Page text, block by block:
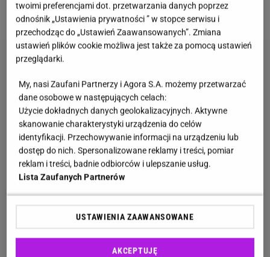
Przepis:
twoimi preferencjami dot. przetwarzania danych poprzez
odnośnik „Ustawienia prywatności ” w stopce serwisu i
przechodząc do „Ustawień Zaawansowanych”. Zmiana
ustawień plików cookie możliwa jest także za pomocą ustawień
przeglądarki.
My, nasi Zaufani Partnerzy i Agora S.A. możemy przetwarzać
dane osobowe w następujących celach:
Użycie dokładnych danych geolokalizacyjnych. Aktywne
skanowanie charakterystyki urządzenia do celów
identyfikacji. Przechowywanie informacji na urządzeniu lub
dostęp do nich. Spersonalizowane reklamy i treści, pomiar
reklam i treści, badnie odbiorców i ulepszanie usług.
Lista Zaufanych Partnerów
USTAWIENIA ZAAWANSOWANE
AKCEPTUJĘ